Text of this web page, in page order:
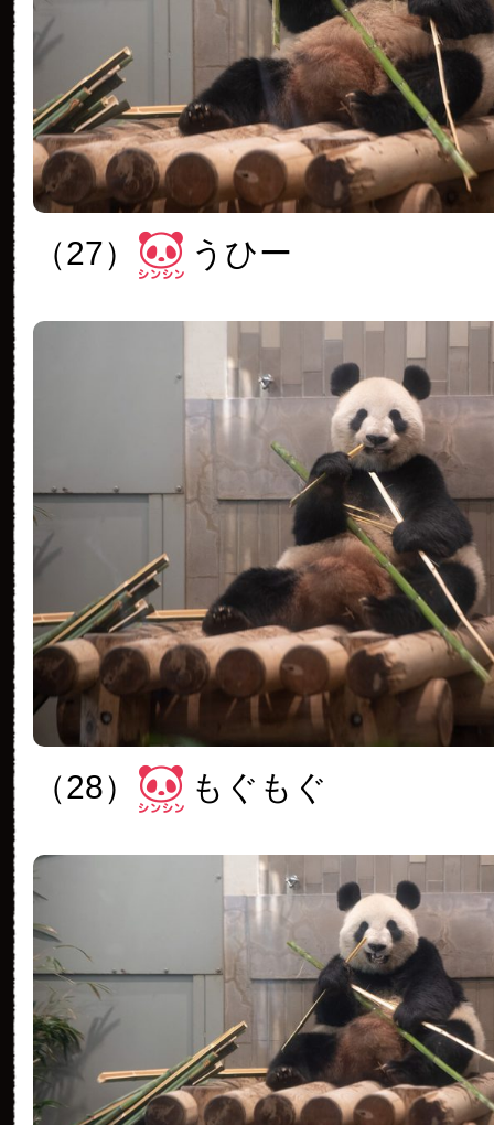
（27） うひー
（28） もぐもぐ